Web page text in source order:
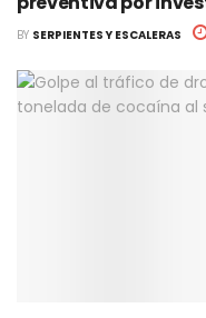
BY SERPIENTES Y ESCALERAS